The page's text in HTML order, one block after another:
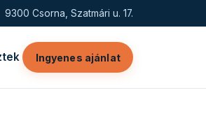
9300 Csorna, Szatmári u. 17.
Ingyenes ajánlat